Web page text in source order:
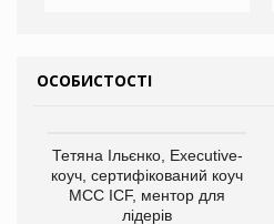
ОСОБИСТОСТІ
Тетяна Ільєнко, Executive-
коуч, сертифікований коуч
МСС ICF, ментор для
лідерів